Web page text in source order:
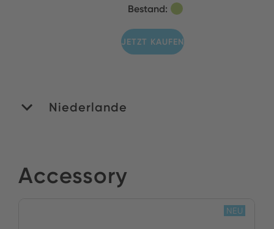
Bestand:
JETZT KAUFEN
Niederlande
Accessory
NEU